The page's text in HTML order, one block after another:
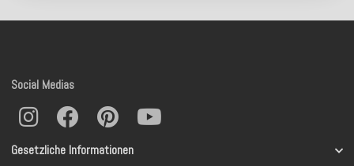
Gesetzliche Informationen
Social Medias